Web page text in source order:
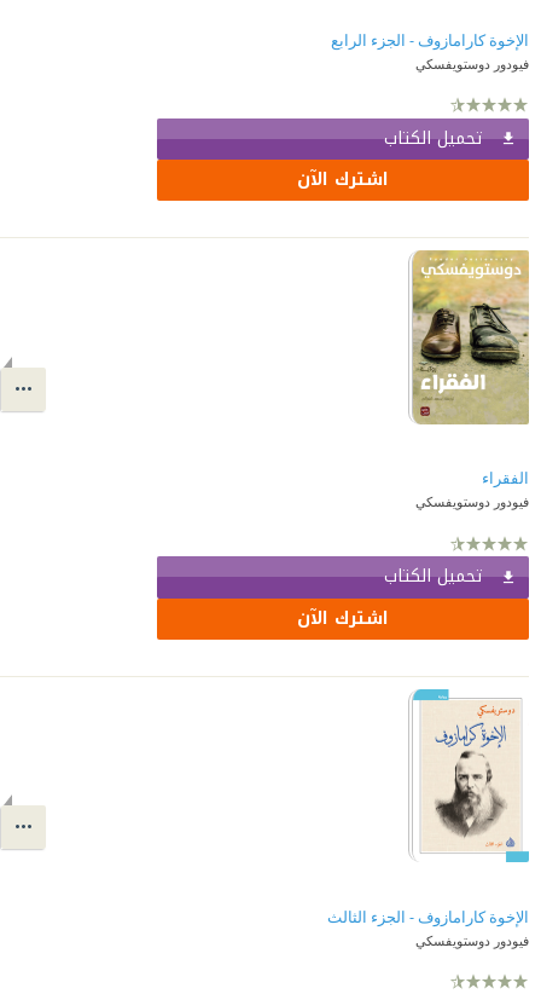
الإخوة كارامازوف - الجزء الرابع
فيودور دوستويفسكي
تحميل الكتاب
اشترك الآن
الفقراء
فيودور دوستويفسكي
تحميل الكتاب
اشترك الآن
الإخوة كارامازوف - الجزء الثالث
فيودور دوستويفسكي